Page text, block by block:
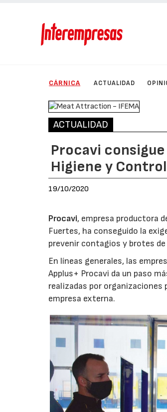
CÁRNICA ACTUALIDAD
ACTUALIDAD
Procavi
Higiene y Control
19/10/2020
Procavi, empresa productora
Fuertes, ha conseguido la
prevenir contagios y brotes de
En líneas generales, las
Applus+ Procavi da un paso
realizadas por organizaciones
empresa externa.